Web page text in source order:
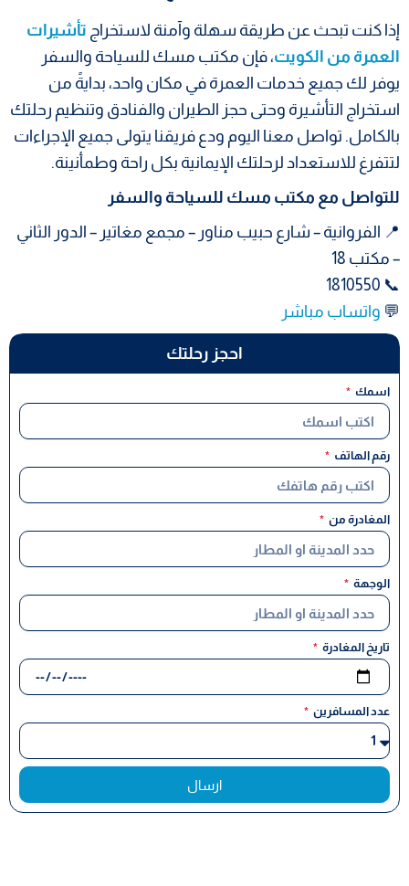
احجز رحلتك
اسمك
رقم الهاتف
المغادرة من
الوجهة
تاريخ المغادرة
عدد المسافرين
ارسال
إذا كنت تبحث عن طريقة سهلة وآمنة لاستخراج تأشيرات
العمرة من الكويت، فإن مكتب مسك للسياحة والسفر
يوفر لك جميع خدمات العمرة في مكان واحد، بدايةً من
استخراج التأشيرة وحتى حجز الطيران والفنادق وتنظيم رحلتك
بالكامل. تواصل معنا اليوم ودع فريقنا يتولى جميع الإجراءات
لتتفرغ للاستعداد لرحلتك الإيمانية بكل راحة وطمأنينة.
للتواصل مع مكتب مسك للسياحة والسفر
📍 الفروانية – شارع حبيب مناور – مجمع مغاتير – الدور الثاني
– مكتب 18
📞 1810550
💬 واتساب مباشر